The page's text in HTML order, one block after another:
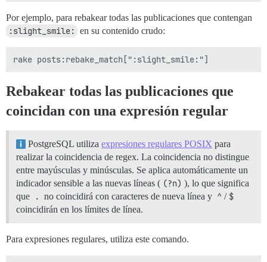
Por ejemplo, para rebakear todas las publicaciones que contengan
:slight_smile: en su contenido crudo:
Rebakear todas las publicaciones que
coincidan con una expresión regular
PostgreSQL utiliza expresiones regulares POSIX para
realizar la coincidencia de regex. La coincidencia no distingue
entre mayúsculas y minúsculas. Se aplica automáticamente un
indicador sensible a las nuevas líneas ( (?n) ), lo que significa
que
. no coincidirá con caracteres de nueva línea y ^ / $
coincidirán en los límites de línea.
Para expresiones regulares, utiliza este comando.